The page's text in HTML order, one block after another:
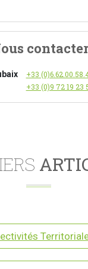
contacter
+33
+33 (0)9 72 19 23